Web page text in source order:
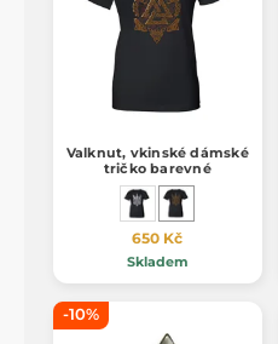
Valknut, vkinské dámské
tričko barevné
650 Kč
Skladem
-10%